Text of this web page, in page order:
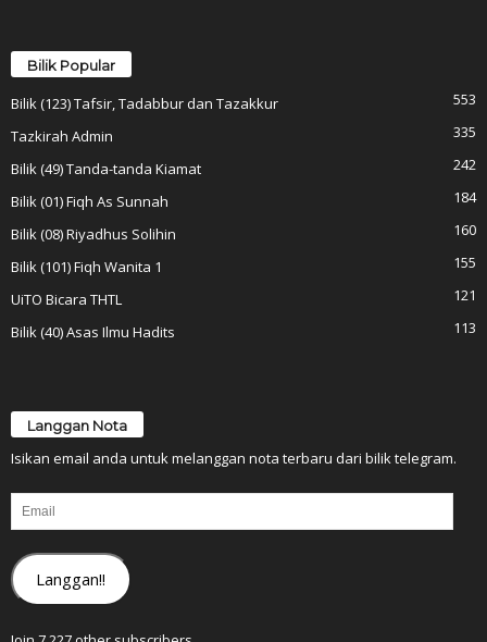
Bilik Popular
Bilik (123) Tafsir, Tadabbur dan Tazakkur
553
Tazkirah Admin
335
Bilik (49) Tanda-tanda Kiamat
242
Bilik (01) Fiqh As Sunnah
184
Bilik (08) Riyadhus Solihin
160
Bilik (101) Fiqh Wanita 1
155
UiTO Bicara THTL
121
Bilik (40) Asas Ilmu Hadits
113
Langgan Nota
Isikan email anda untuk melanggan nota terbaru dari bilik telegram.
Email
Langgan!!